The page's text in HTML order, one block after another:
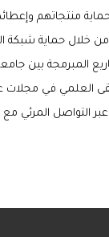
منتجاتهم
حماية شبكة
المبرمجة بين
العلمي في مجلات
التواصل المرئي